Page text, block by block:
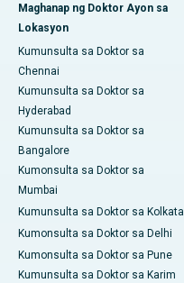
Maghanap ng Doktor Ayon sa
Lokasyon
Kumunsulta sa Doktor sa
Chennai
Kumunsulta sa Doktor sa
Hyderabad
Kumunsulta sa Doktor sa
Bangalore
Kumonsulta sa Doktor sa
Mumbai
Kumunsulta sa Doktor sa Kolkata
Kumonsulta sa Doktor sa Delhi
Kumonsulta sa Doktor sa Pune
Kumunsulta sa Doktor sa Karim